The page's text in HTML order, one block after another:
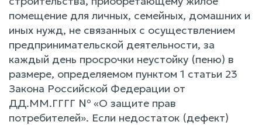
помещение для личных, семейных, домашних и
иных нужд, не связанных с осуществлением
предпринимательской деятельности, за
каждый день просрочки неустойку (пеню) в
размере, определяемом пунктом 1 статьи 23
Закона Российской Федерации от
ДД.ММ.ГГГГ № «О защите прав
потребителей». Если недостаток (дефект)